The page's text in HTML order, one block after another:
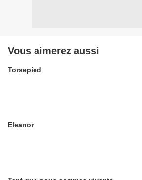
Vous aimerez aussi
Torsepied
Eleanor